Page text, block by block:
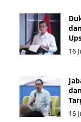
16
16